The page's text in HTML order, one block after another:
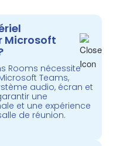
Microsoft
Rooms nécessite
Teams,
audio, écran et
une
et une expérience
de réunion.